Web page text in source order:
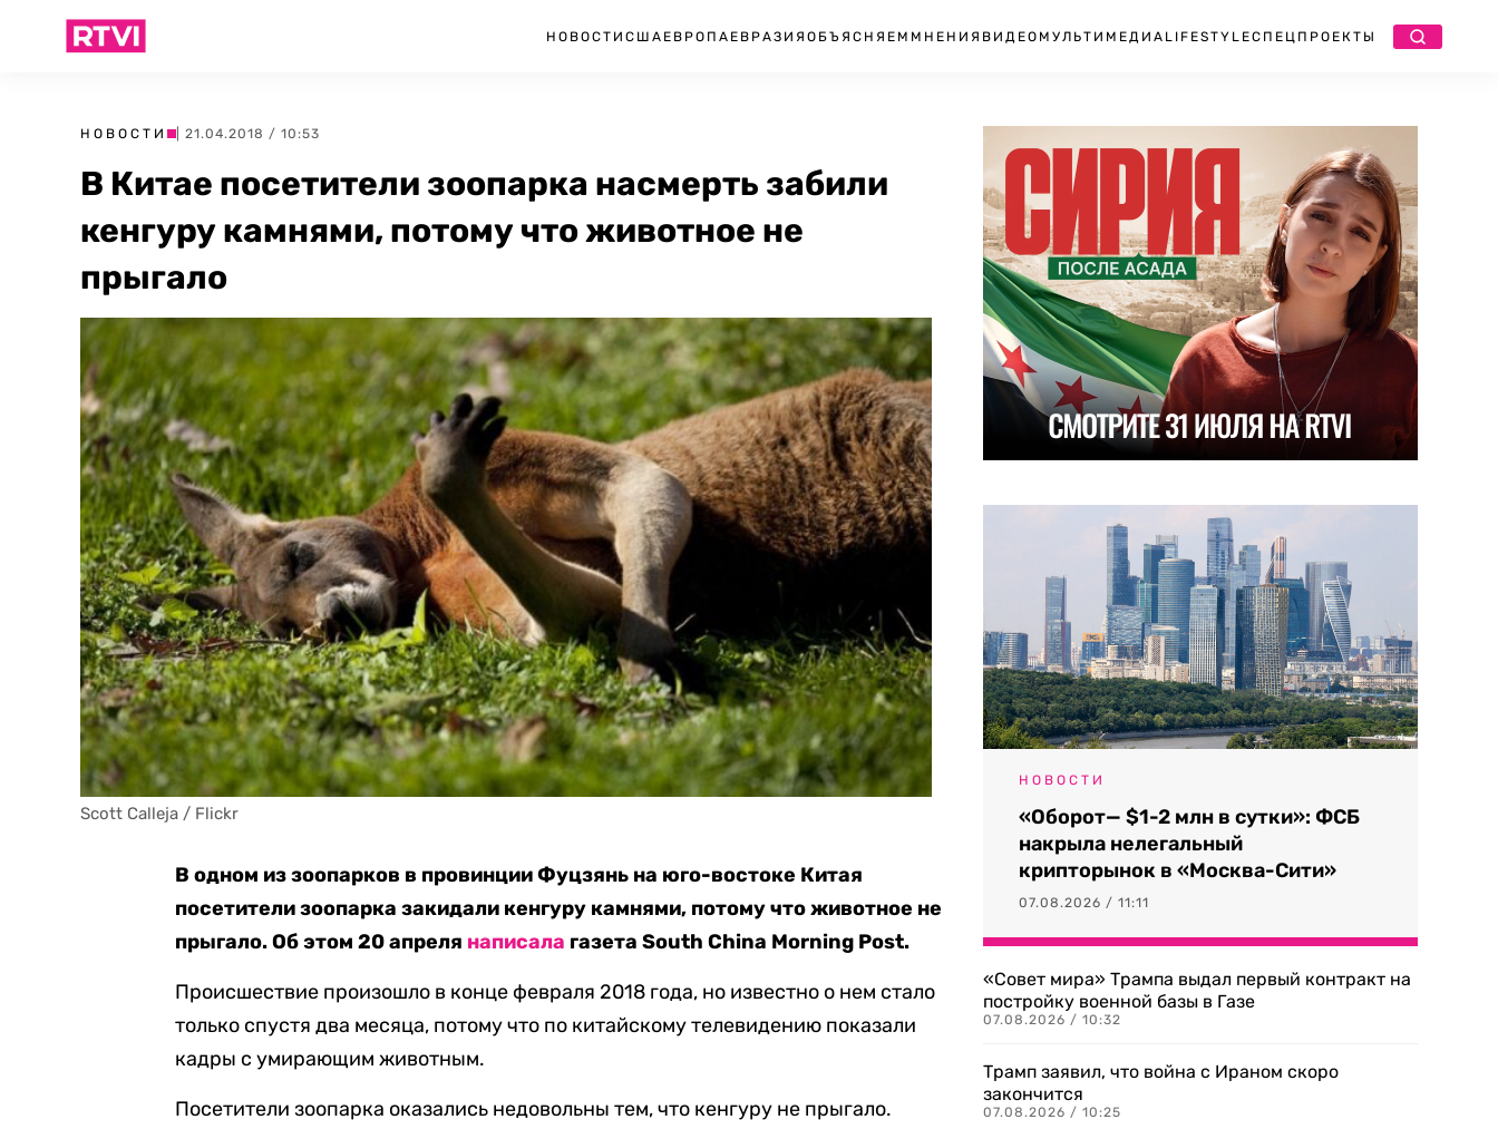
НОВОСТИ США ЕВРОПА ЕВРАЗИЯ ОБЪЯСНЯЕМ МНЕНИЯ ВИДЕО МУЛЬТИМЕДИА LIFESTYLEСПЕЦПРОЕКТЫ
НОВОСТИ | 21.04.2018 / 10:53
В Китае посетители зоопарка насмерть забили
кенгуру камнями, потому что животное не
прыгало
Scott Calleja / Flickr
В одном из зоопарков в провинции Фуцзянь на юго-востоке Китая
посетители зоопарка закидали кенгуру камнями, потому что животное не
прыгало. Об этом 20 апреля написала газета South China Morning Post.
Происшествие произошло в конце февраля 2018 года, но известно о нем стало
только спустя два месяца, потому что по китайскому телевидению показали
кадры с умирающим животным.
Посетители зоопарка оказались недовольны тем, что кенгуру не прыгало.
НОВОСТИ
«Оборот— $1-2 млн в сутки»: ФСБ
накрыла нелегальный
крипторынок в «Москва-Сити»
07.08.2026 / 11:11
«Совет мира» Трампа выдал первый контракт на
постройку военной базы в Газе
07.08.2026 / 10:32
Трамп заявил, что война с Ираном скоро
закончится
07.08.2026 / 10:25